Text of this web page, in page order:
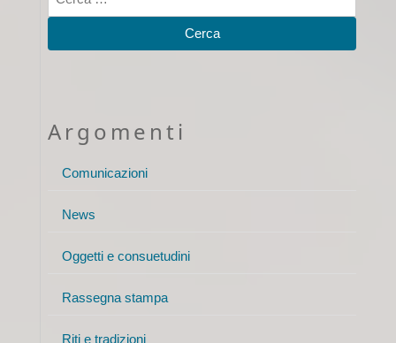
Argomenti
Comunicazioni
News
Oggetti e consuetudini
Rassegna stampa
Riti e tradizioni